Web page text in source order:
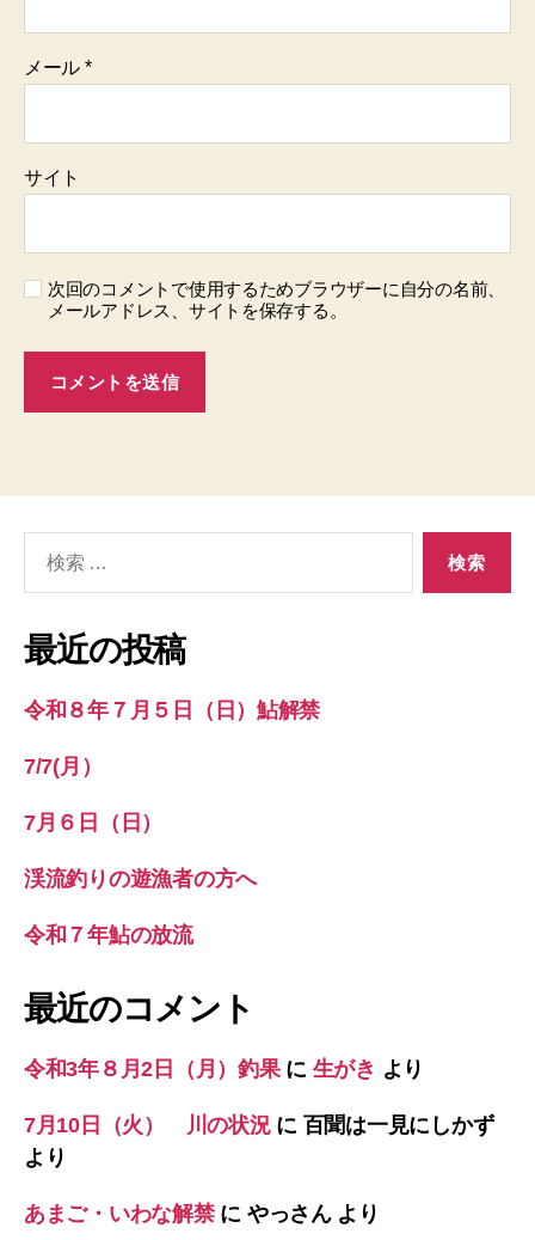
メール *
サイト
次回のコメントで使用するためブラウザーに自分の名前、
メールアドレス、サイトを保存する。
象:
最近の投稿
令和８年７月５日（日）鮎解禁
7/7(月）
7月６日（日）
渓流釣りの遊漁者の方へ
令和７年鮎の放流
最近のコメント
令和3年８月2日（月）釣果に 生がき より
7月10日（火） 川の状況に 百聞は一見にしかず
より
あまご・いわな解禁に やっさんより